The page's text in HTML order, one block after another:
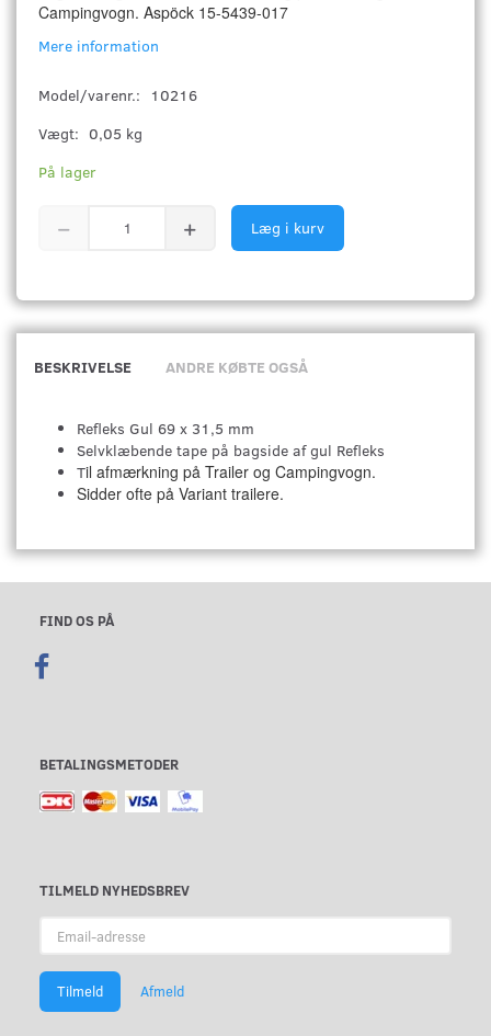
Campingvogn. Aspöck 15-5439-017
Mere information
Model/varenr.:
10216
Vægt: 0,05 kg
På lager
Læg i kurv
BESKRIVELSE ANDRE KØBTE OGSÅ
Refleks Gul 69 x 31,5 mm
Selvklæbende tape på bagside af gul Refleks
Til afmærkning på Trailer og Campingvogn.
Sidder ofte på Variant trailere.
FIND OS PÅ
BETALINGSMETODER
TILMELD NYHEDSBREV
adresse
Tilmeld Afmeld